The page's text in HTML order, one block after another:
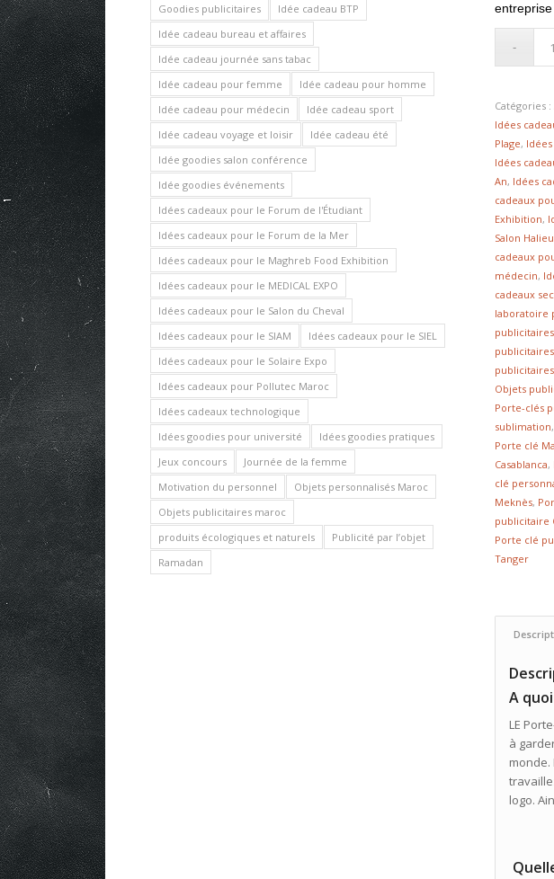
Goodies publicitaires
Idée cadeau BTP
Idée cadeau bureau et affaires
Idée cadeau journée sans tabac
Idée cadeau pour femme
Idée cadeau pour homme
Idée cadeau pour médecin
Idée cadeau sport
Idée cadeau voyage et loisir
Idée cadeau été
Idée goodies salon conférence
Idée goodies événements
Idées cadeaux pour le Forum de l'Étudiant
Idées cadeaux pour le Forum de la Mer
Idées cadeaux pour le Maghreb Food Exhibition
Idées cadeaux pour le MEDICAL EXPO
Idées cadeaux pour le Salon du Cheval
Idées cadeaux pour le SIAM
Idées cadeaux pour le SIEL
Idées cadeaux pour le Solaire Expo
Idées cadeaux pour Pollutec Maroc
Idées cadeaux technologique
Idées goodies pour université
Idées goodies pratiques
Jeux concours
Journée de la femme
Motivation du personnel
Objets personnalisés Maroc
Objets publicitaires maroc
produits écologiques et naturels
Publicité par l’objet
Ramadan
Catégories :
Idées
Plage,
Idées
An, Idées
cadeaux
Exhibition,
Salon
cadeaux
médecin,
cadeaux
laboratoire
Objets
Porte-clés
sublimation,
Porte clé
Casablanca,
clé
Meknès,
publicitaire
Porte clé
Tanger
A
LE
à
logo.